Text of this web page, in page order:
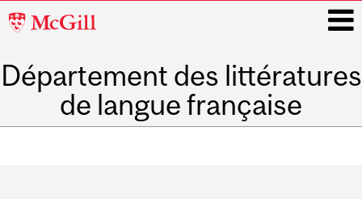
McGill
Département des littératures
de langue française
i